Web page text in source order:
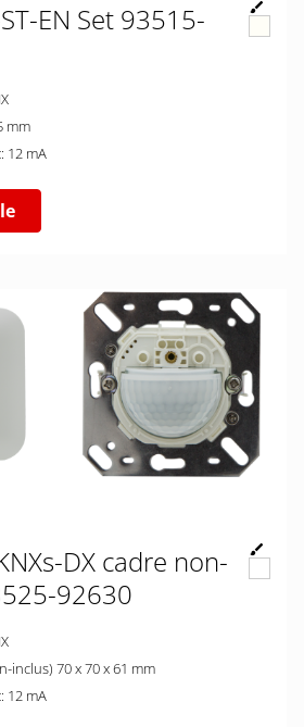
EN Set 93515-
55 mm
Absorption de courant: 12 mA
DX cadre non-
92630
non-inclus) 70 x 70 x 61 mm
Absorption de courant: 12 mA